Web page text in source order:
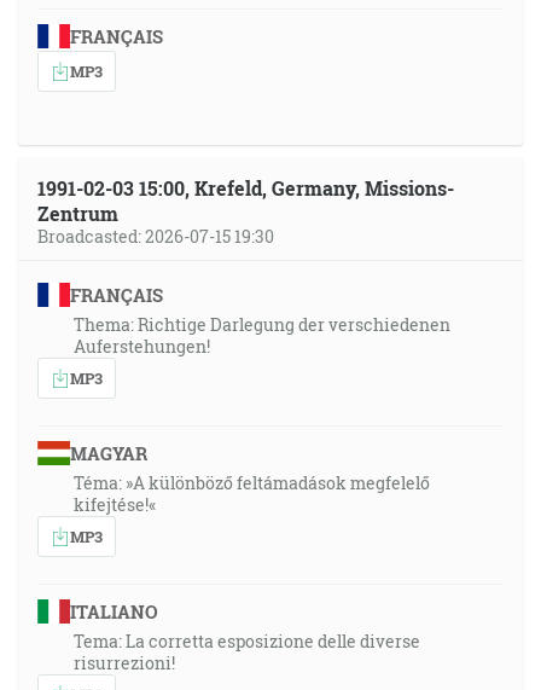
FRANÇAIS
MP3
1991-02-03 15:00, Krefeld, Germany, Missions-
Zentrum
Broadcasted: 2026-07-15 19:30
FRANÇAIS
Thema: Richtige Darlegung der verschiedenen
Auferstehungen!
MP3
MAGYAR
Téma: »A különböző feltámadások megfelelő
kifejtése!«
MP3
ITALIANO
Tema: La corretta esposizione delle diverse
risurrezioni!